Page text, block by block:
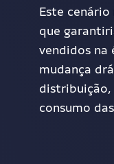
Este
que
vendidos na
mudança
distribuição,
consumo